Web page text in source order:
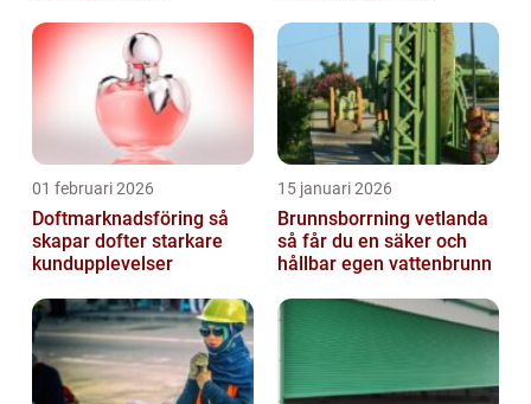
01 februari 2026
Doftmarknadsföring så
skapar dofter starkare
kundupplevelser
15 januari 2026
Brunnsborrning vetlanda
så får du en säker och
hållbar egen vattenbrunn